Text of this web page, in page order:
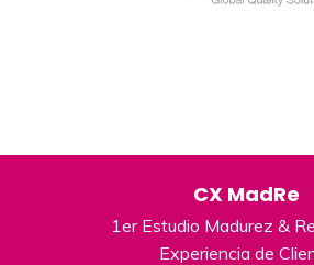
CX MadRe
1er Estudio Madurez &
Experiencia de